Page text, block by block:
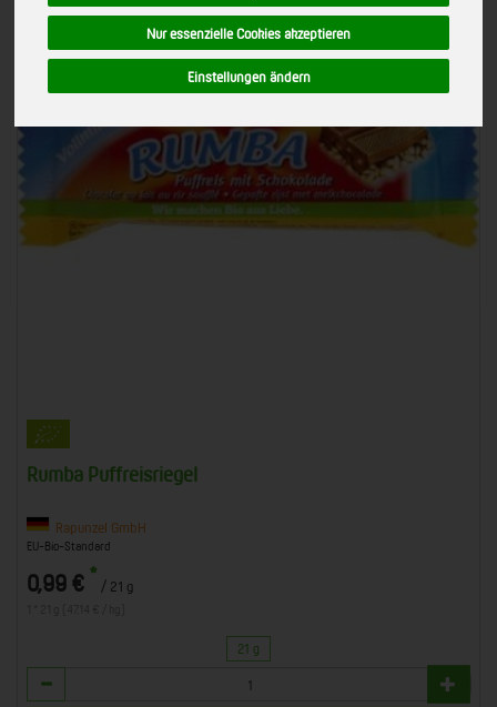
Nur essenzielle Cookies akzeptieren
Einstellungen ändern
Rumba Puffreisriegel
Rapunzel GmbH
EU-Bio-Standard
0,99 € * / 21 g
21 g
Anzahl